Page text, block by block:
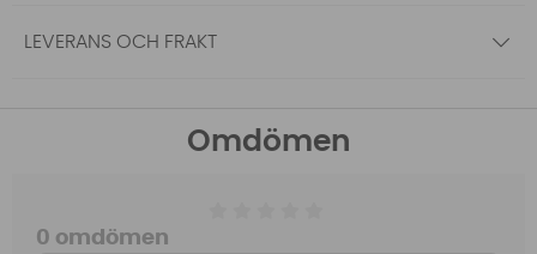
LEVERANS OCH FRAKT
Omdömen
0 omdömen